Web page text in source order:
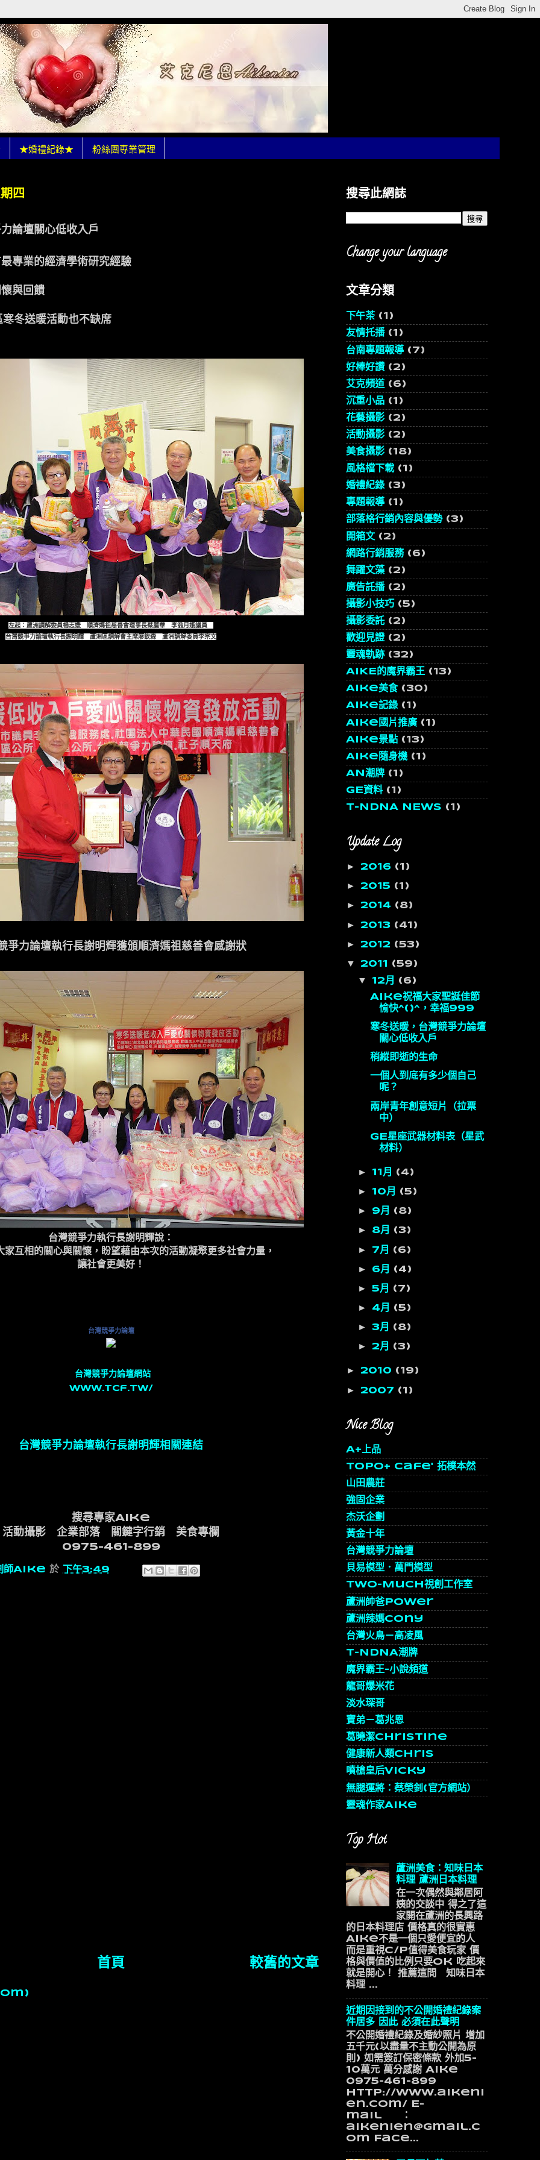
★婚禮紀錄★ 粉絲團專業管理
四
論壇關心低收入戶
專業的經濟學術研究經驗
與回饋
冬送暖活動也不缺席
左起：蘆洲調解委員楊志媛 順濟媽祖慈善會理事長蔡麗華 李翁月娥議員
台灣競爭力論壇執行長謝明輝 蘆洲區調解會主席廖欽森 蘆洲調解委員李宗文
爭力論壇執行長謝明輝獲頒順濟媽祖慈善會感謝狀
台灣競爭力執行長謝明輝說：
家互相的關心與關懷，盼望藉由本次的活動凝聚更多社會力量，
讓社會更美好！
台灣競爭力論壇
台灣競爭力論壇網站
www.tcf.tw/
台灣競爭力論壇執行長謝明輝相關連結
搜尋專家Aike
活動攝影 企業部落 關鍵字行銷 美食專欄
0975-461-899
師Aike 於 下午3:49
較舊的文章
首頁
搜尋此網誌
Change your language
文章分類
下午茶 (1)
友情托播 (1)
台南專題報導 (7)
好棒好讚 (2)
艾克頻道 (6)
沉重小品 (1)
花藝攝影 (2)
活動攝影 (2)
美食攝影 (18)
風格檔下載 (1)
婚禮紀錄 (3)
專題報導 (1)
部落格行銷內容與優勢 (3)
開箱文 (2)
網路行銷服務 (6)
舞躍文藻 (2)
廣告託播 (2)
攝影小技巧 (5)
攝影委託 (2)
歡迎見證 (2)
靈魂軌跡 (32)
AIKE的魔界霸王 (13)
Aike美食 (30)
Aike記錄 (1)
Aike國片推廣 (1)
Aike景點 (13)
Aike隨身機 (1)
AN潮牌 (1)
GE資料 (1)
T-NDNA NEWS (1)
Update Log
► 2016 (1)
► 2015 (1)
► 2014 (8)
► 2013 (41)
► 2012 (53)
▼ 2011 (59)
▼ 12月 (6)
Aike祝福大家聖誕佳節
愉快^()^，幸福999
寒冬送暖，台灣競爭力論壇
關心低收入戶
稍縱即逝的生命
一個人到底有多少個自己
呢？
兩岸青年創意短片（拉票
中）
GE星座武器材料表（星武
材料）
► 11月 (4)
► 10月 (5)
► 9月 (8)
► 8月 (3)
► 7月 (6)
► 6月 (4)
►5月 (7)
► 4月 (5)
► 3月 (8)
► 2月 (3)
► 2010 (19)
► 2007 (1)
Nice Blog
A+上品
topo+ cafe' 拓樸本然
山田農莊
強固企業
杰沃企劃
黃金十年
台灣競爭力論壇
貝易模型．萬門模型
Two-Much視創工作室
蘆洲帥爸Power
蘆洲辣媽Cony
台灣火鳥－高凌風
T-NDNA潮牌
魔界霸王-小說頻道
龍哥爆米花
淡水琛哥
寶弟－葛兆恩
葛曉潔Christine
健康新人類chris
噴槍皇后Vicky
無腿運將：蔡榮釗(官方網站）
靈魂作家Aike
Top Hot
蘆洲美食：知味日本
料理 蘆洲日本料理
在一次偶然與鄰居阿
姨的交談中 得之了這
家開在蘆洲的長興路
的日本料理店 價格真的很實惠
Aike不是一個只愛便宜的人
而是重視C/P值得美食玩家 價
格與價值的比例只要ok 吃起來
就是開心！ 推薦這間 知味日本
料理 ...
近期因接到的不公開婚禮紀錄案
件居多 因此 必須在此聲明
不公開婚禮紀錄及婚紗照片 增加
五千元(以盡量不主動公開為原
則) 如需簽訂保密條款 外加5-
10萬元 萬分感謝 Aike
0975-461-899
http://www.aikeni
en.com/ E-
mail ：
aikenien@gmail.c
om Face...